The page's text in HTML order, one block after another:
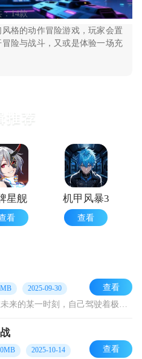
：14款
格的动作冒险游戏，玩家会置
险与战斗，又或是体验一场充
星舰
看
机甲风暴3
查看
2025-09-30
你是否曾畅想，在未来的某一时刻，自己驾驶着极具未来感的星际战舰，全力抵御来自异星的敌舰？要是这个念头令你热血沸腾，那今天小编要给大家介绍的，便是这款星战实验室游
查看
2025-10-14 查看